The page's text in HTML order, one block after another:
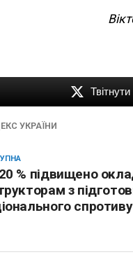
Твітнути
УКРАЇНИ
% підвищено
з
спротиву